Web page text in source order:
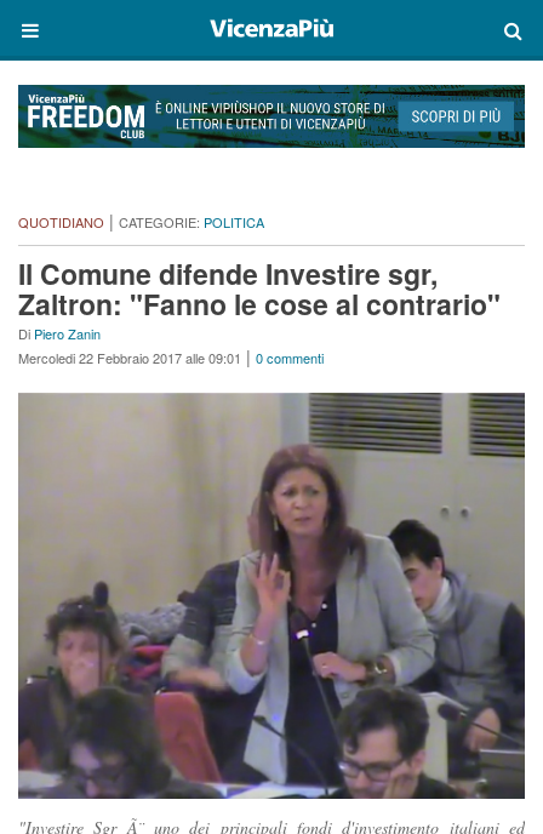
QUOTIDIANO | CATEGORIE: POLITICA
Il Comune difende Investire sgr,
Zaltron: "Fanno le cose al contrario"
Di Piero Zanin
Mercoledi 22 Febbraio 2017 alle 09:01 | 0 commenti
"Investire Sgr Ã¨ uno dei principali fondi d'investimento italiani ed